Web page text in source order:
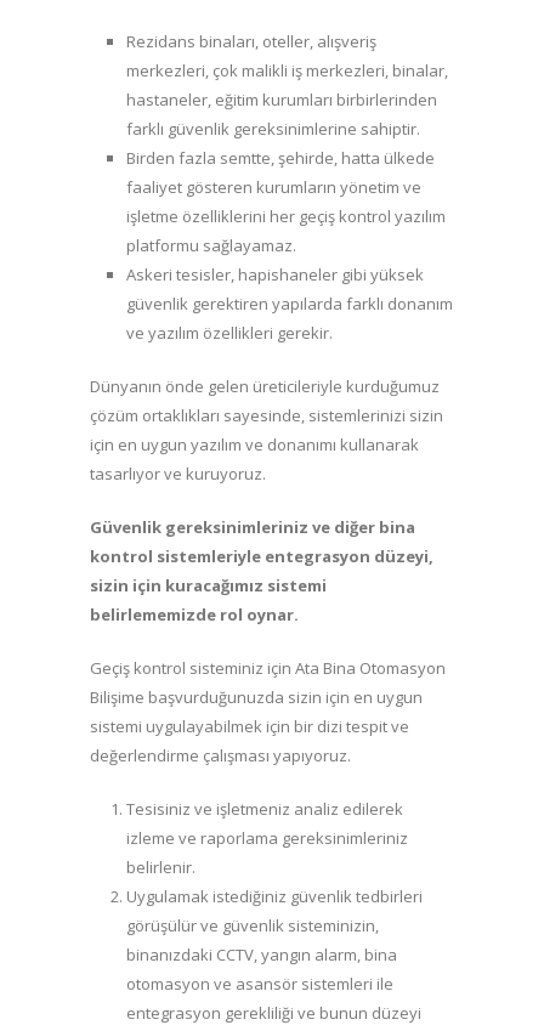
Rezidans binaları, oteller, alışveriş
merkezleri, çok malikli iş merkezleri, binalar,
hastaneler, eğitim kurumları birbirlerinden
farklı güvenlik gereksinimlerine sahiptir.
Birden fazla semtte, şehirde, hatta ülkede
faaliyet gösteren kurumların yönetim ve
işletme özelliklerini her geçiş kontrol yazılım
platformu sağlayamaz.
Askeri tesisler, hapishaneler gibi yüksek
güvenlik gerektiren yapılarda farklı donanım
ve yazılım özellikleri gerekir.
Dünyanın önde gelen üreticileriyle kurduğumuz
çözüm ortaklıkları sayesinde, sistemlerinizi sizin
için en uygun yazılım ve donanımı kullanarak
tasarlıyor ve kuruyoruz.
Güvenlik gereksinimleriniz ve diğer bina
kontrol sistemleriyle entegrasyon düzeyi,
sizin için kuracağımız sistemi
belirlememizde rol oynar.
Geçiş kontrol sisteminiz için Ata Bina Otomasyon
Bilişime başvurduğunuzda sizin için en uygun
sistemi uygulayabilmek için bir dizi tespit ve
değerlendirme çalışması yapıyoruz.
Tesisiniz ve işletmeniz analiz edilerek
izleme ve raporlama gereksinimleriniz
belirlenir.
Uygulamak istediğiniz güvenlik tedbirleri
görüşülür ve güvenlik sisteminizin,
binanızdaki CCTV, yangın alarm, bina
otomasyon ve asansör sistemleri ile
entegrasyon gerekliliği ve bunun düzeyi